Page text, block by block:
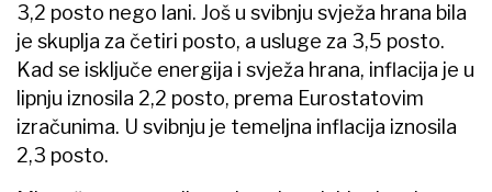
3,2 posto nego lani. Još u svibnju svježa hrana bila
je skuplja za četiri posto, a usluge za 3,5 posto.
Kad se isključe energija i svježa hrana, inflacija je u
lipnju iznosila 2,2 posto, prema Eurostatovim
izračunima. U svibnju je temeljna inflacija iznosila
2,3 posto.